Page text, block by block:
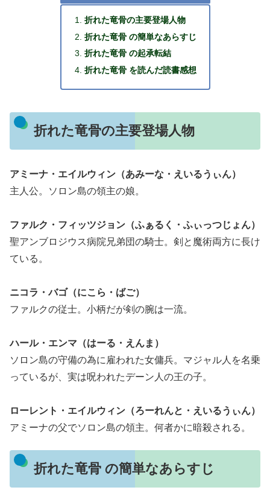
折れた竜骨の主要登場人物
折れた竜骨 の簡単なあらすじ
折れた竜骨 の起承転結
折れた竜骨 を読んだ読書感想
折れた竜骨の主要登場人物
アミーナ・エイルウィン（あみーな・えいるうぃん）
主人公。ソロン島の領主の娘。
ファルク・フィッツジョン（ふぁるく・ふぃっつじょん）
聖アンブロジウス病院兄弟団の騎士。剣と魔術両方に長け
ている。
ニコラ・バゴ（にこら・ばご）
ファルクの従士。小柄だが剣の腕は一流。
ハール・エンマ（はーる・えんま）
ソロン島の守備の為に雇われた女傭兵。マジャル人を名乗
っているが、実は呪われたデーン人の王の子。
ローレント・エイルウィン（ろーれんと・えいるうぃん）
アミーナの父でソロン島の領主。何者かに暗殺される。
折れた竜骨 の簡単なあらすじ